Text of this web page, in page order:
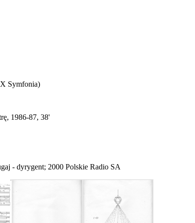
Symfonia)
1986-87, 38'
- dyrygent; 2000 Polskie Radio SA